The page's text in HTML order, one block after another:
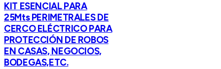
KIT ESENCIAL PARA
25Mts PERIMETRALES DE
CERCO ELÉCTRICO PARA
PROTECCIÓN DE ROBOS
EN CASAS, NEGOCIOS,
BODEGAS,ETC.